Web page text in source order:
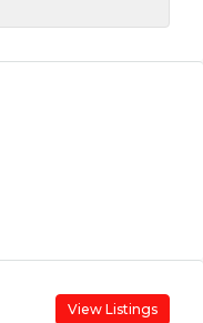
View Listings